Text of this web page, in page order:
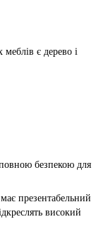
є дерево і
безпекою для
презентабельний
високий